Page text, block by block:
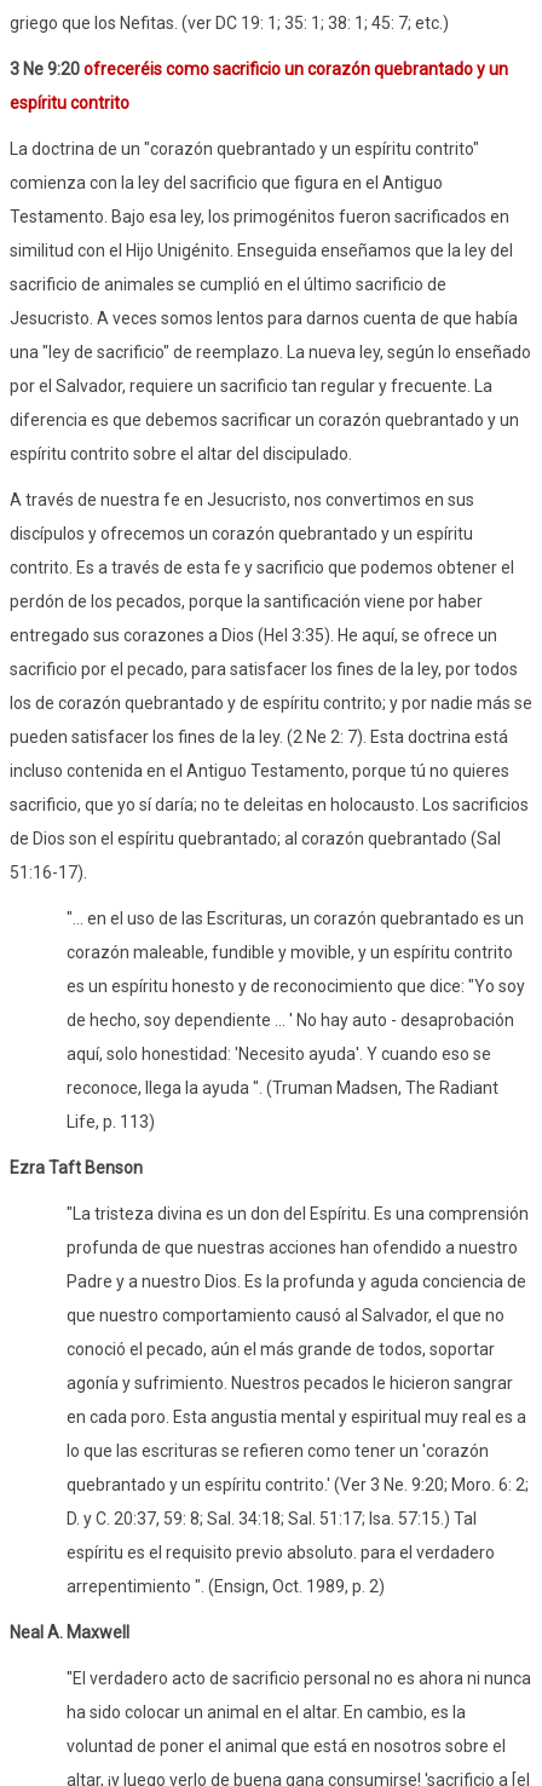
griego que los Nefitas. (ver DC 19: 1; 35: 1; 38: 1; 45: 7; etc.)
3 Ne 9:20ofreceréis como sacrificio un corazón quebrantado y un
espíritu contrito
La doctrina de un "corazón quebrantado y un espíritu contrito"
comienza con la ley del sacrificio que figura en el Antiguo
Testamento. Bajo esa ley, los primogénitos fueron sacrificados en
similitud con el Hijo Unigénito. Enseguida enseñamos que la ley del
sacrificio de animales se cumplió en el último sacrificio de
Jesucristo. A veces somos lentos para darnos cuenta de que había
una "ley de sacrificio" de reemplazo. La nueva ley, según lo enseñado
por el Salvador, requiere un sacrificio tan regular y frecuente. La
diferencia es que debemos sacrificar un corazón quebrantado y un
espíritu contrito sobre el altar del discipulado.
A través de nuestra fe en Jesucristo, nos convertimos en sus
discípulos y ofrecemos un corazón quebrantado y un espíritu
contrito. Es a través de esta fe y sacrificio que podemos obtener el
perdón de los pecados, porque la santificación viene por haber
entregado sus corazones a Dios (Hel 3:35). He aquí, se ofrece un
sacrificio por el pecado, para satisfacer los fines de la ley, por todos
los de corazón quebrantado y de espíritu contrito; y por nadie más se
pueden satisfacer los fines de la ley. (2 Ne 2: 7). Esta doctrina está
incluso contenida en el Antiguo Testamento, porque tú no quieres
sacrificio, que yo sí daría; no te deleitas en holocausto. Los sacrificios
de Dios son el espíritu quebrantado; al corazón quebrantado (Sal
51:16-17).
"... en el uso de las Escrituras, un corazón quebrantado es un
corazón maleable, fundible y movible, y un espíritu contrito
es un espíritu honesto y de reconocimiento que dice: "Yo soy
de hecho, soy dependiente ... ' No hay auto - desaprobación
aquí, solo honestidad: 'Necesito ayuda'. Y cuando eso se
reconoce, llega la ayuda ". (Truman Madsen, The Radiant
Life, p. 113)
Ezra Taft Benson
"La tristeza divina es un don del Espíritu. Es una comprensión
profunda de que nuestras acciones han ofendido a nuestro
Padre y a nuestro Dios. Es la profunda y aguda conciencia de
que nuestro comportamiento causó al Salvador, el que no
conoció el pecado, aún el más grande de todos, soportar
agonía y sufrimiento. Nuestros pecados le hicieron sangrar
en cada poro. Esta angustia mental y espiritual muy real es a
lo que las escrituras se refieren como tener un 'corazón
quebrantado y un espíritu contrito.' (Ver 3 Ne. 9:20; Moro. 6: 2;
D. y C. 20:37, 59: 8; Sal. 34:18; Sal. 51:17; Isa. 57:15.) Tal
espíritu es el requisito previo absoluto. para el verdadero
arrepentimiento ". (Ensign, Oct. 1989, p. 2)
Neal A. Maxwell
"El verdadero acto de sacrificio personal no es ahora ni nunca
ha sido colocar un animal en el altar. En cambio, es la
voluntad de poner el animal que está en nosotros sobre el
altar, ¡y luego verlo de buena gana consumirse! 'sacrificio a [el